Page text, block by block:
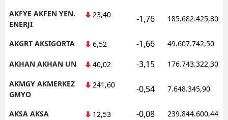
AKFYE AKFEN YEN.
ENERJI
23,40 -1,76 185.682.425,80
AKGRT AKSIGORTA 6,52 -1,66 49.607.742,50
AKHAN AKHAN UN 40,02 -3,15 176.743.322,30
AKMGY AKMERKEZ
GMYO
241,60 -0,54 7.648.345,90
AKSA AKSA 12,53 -0,08 239.844.600,44